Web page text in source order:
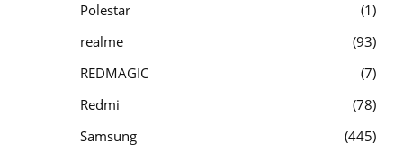
Polestar
1
realme
93
REDMAGIC
7
Redmi
78
Samsung
445